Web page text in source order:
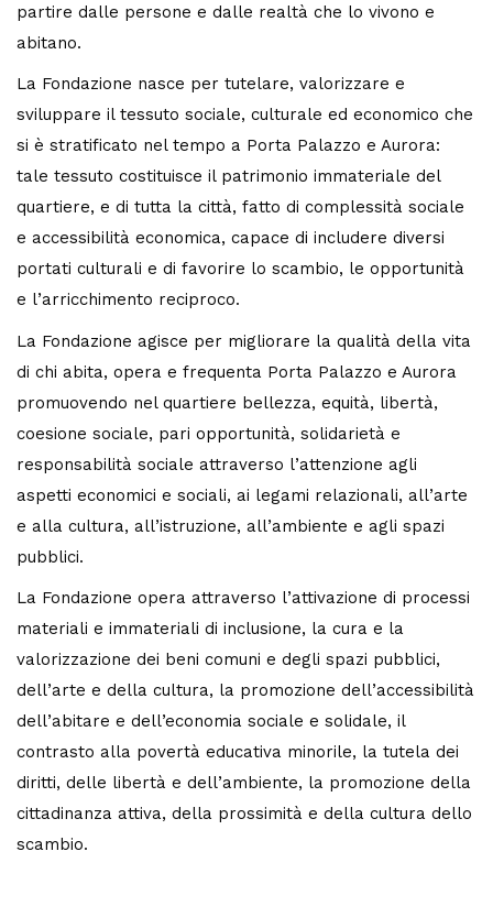
partire dalle persone e dalle realtà che lo vivono e
abitano.
La Fondazione nasce per tutelare, valorizzare e
sviluppare il tessuto sociale, culturale ed economico che
si è stratificato nel tempo a Porta Palazzo e Aurora:
tale tessuto costituisce il patrimonio immateriale del
quartiere, e di tutta la città, fatto di complessità sociale
e accessibilità economica, capace di includere diversi
portati culturali e di favorire lo scambio, le opportunità
e l’arricchimento reciproco.
La Fondazione agisce per migliorare la qualità della vita
di chi abita, opera e frequenta Porta Palazzo e Aurora
promuovendo nel quartiere bellezza, equità, libertà,
coesione sociale, pari opportunità, solidarietà e
responsabilità sociale attraverso l’attenzione agli
aspetti economici e sociali, ai legami relazionali, all’arte
e alla cultura, all’istruzione, all’ambiente e agli spazi
pubblici.
La Fondazione opera attraverso l’attivazione di processi
materiali e immateriali di inclusione, la cura e la
valorizzazione dei beni comuni e degli spazi pubblici,
dell’arte e della cultura, la promozione dell’accessibilità
dell’abitare e dell’economia sociale e solidale, il
contrasto alla povertà educativa minorile, la tutela dei
diritti, delle libertà e dell’ambiente, la promozione della
cittadinanza attiva, della prossimità e della cultura dello
scambio.